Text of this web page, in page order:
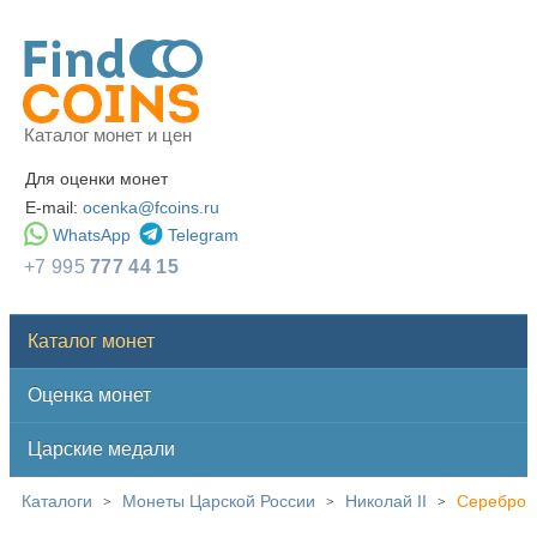
Каталог монет и цен
Для оценки монет
E-mail: ocenka@fcoins.ru
WhatsApp
Telegram
+7 995777 44 15
Каталог монет
Оценка монет
Царские медали
Каталоги > Монеты Царской России > Николай II > Серебро